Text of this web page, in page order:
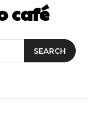
café
SEARCH